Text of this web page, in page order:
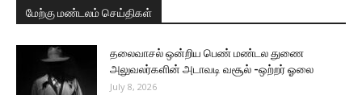
மேற்கு மண்டலம் செய்திகள்
தலைவாசல் ஒன்றிய பெண் மண்டல துணை
அலுவலர்களின் அடாவடி வசூல் -ஒற்றர் ஓலை
July 8, 2026